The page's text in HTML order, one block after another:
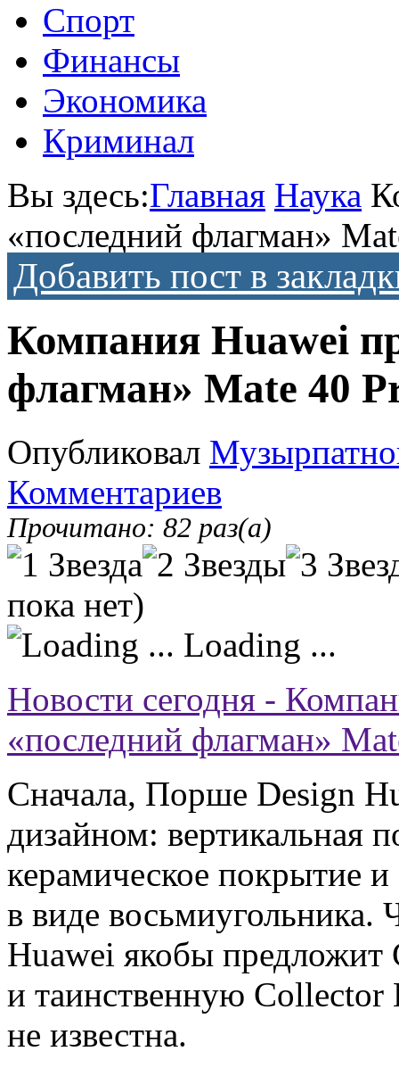
Спорт
Финансы
Экономика
Криминал
Вы здесь:Главная Наука
«последний флагман»
Добавить пост в
Компания Huawei
флагман» Mate 40
Опубликовал
Комментариев
Прочитано: 82 раз(а)
пока нет)
Loading ...
Новости сегодня -
«последний флагман»
Сначала, Порше Design
дизайном: вертикальная
керамическое покрытие и
в виде восьмиугольника.
Huawei якобы предложит
и таинственную Collector
не известна.